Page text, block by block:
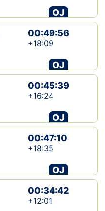
OJ
00:49:56
+18:09
OJ
00:45:39
+16:24
OJ
00:47:10
+18:35
OJ
00:34:42
+12:01